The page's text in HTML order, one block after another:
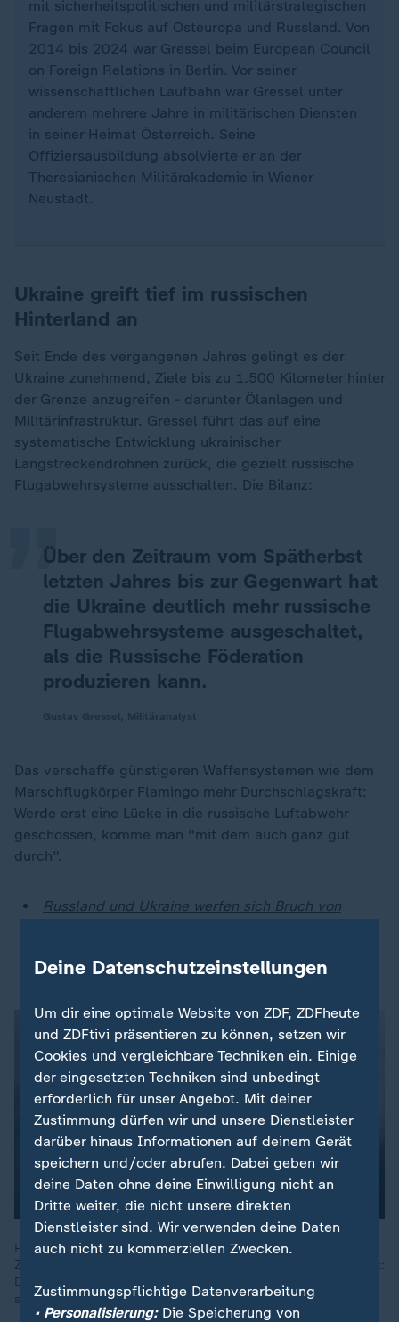
mit sicherheitspolitischen und militärstrategischen
Fragen mit Fokus auf Osteuropa und Russland. Von
2014 bis 2024 war Gressel beim European Council
on Foreign Relations in Berlin. Vor seiner
wissenschaftlichen Laufbahn war Gressel unter
anderem mehrere Jahre in militärischen Diensten
in seiner Heimat Österreich. Seine
Offiziersausbildung absolvierte er an der
Theresianischen Militärakademie in Wiener
Neustadt.
Ukraine greift tief im russischen
Hinterland an
Seit Ende des vergangenen Jahres gelingt es der
Ukraine zunehmend, Ziele bis zu 1.500 Kilometer hinter
der Grenze anzugreifen - darunter Ölanlagen und
Militärinfrastruktur. Gressel führt das auf eine
systematische Entwicklung ukrainischer
Langstreckendrohnen zurück, die gezielt russische
Flugabwehrsysteme ausschalten. Die Bilanz:
Über den Zeitraum vom Spätherbst
letzten Jahres bis zur Gegenwart hat
die Ukraine deutlich mehr russische
Flugabwehrsysteme ausgeschaltet,
als die Russische Föderation
produzieren kann.
„
Das verschaffe günstigeren Waffensystemen wie dem
Marschflugkörper Flamingo mehr Durchschlagskraft:
Werde erst eine Lücke in die russische Luftabwehr
geschossen, komme man "mit dem auch ganz gut
durch".
Russland und Ukraine werfen sich Bruch von
Bedrängnis bringt
Putin soll aus Angst vor Attentaten und Putschversuchen viel
Zeit in Bunkern verbringen. Und in Russland wächst der Unmut:
Die Wirtschaft schwächelt, der Krieg gegen die Ukraine zieht
sich hin.
Deine Datenschutzeinstellungen
Um dir eine optimale Website von ZDF, ZDFheute
und ZDFtivi präsentieren zu können, setzen wir
Cookies und vergleichbare Techniken ein. Einige
der eingesetzten Techniken sind unbedingt
erforderlich für unser Angebot. Mit deiner
Zustimmung dürfen wir und unsere Dienstleister
darüber hinaus Informationen auf deinem Gerät
speichern und/oder abrufen. Dabei geben wir
deine Daten ohne deine Einwilligung nicht an
Dritte weiter, die nicht unsere direkten
Dienstleister sind. Wir verwenden deine Daten
auch nicht zu kommerziellen Zwecken.
Zustimmungspflichtige Datenverarbeitung
• Personalisierung:Die Speicherung von